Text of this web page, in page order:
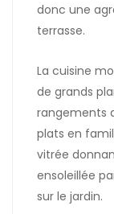
donc une
terrasse.
La cuisine
de grands
rangements
plats en
vitrée
ensoleillée
sur le jardin.